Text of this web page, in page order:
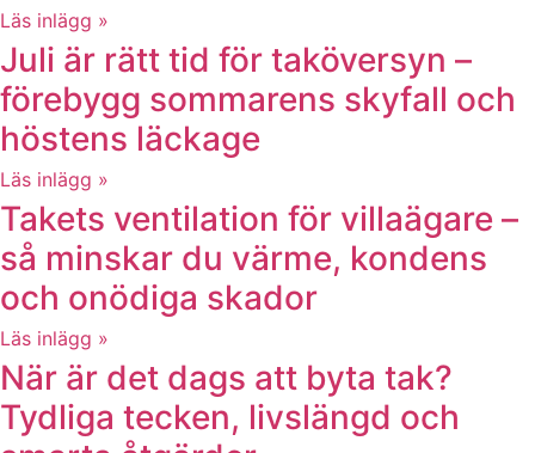
Läs inlägg »
Juli är rätt tid för taköversyn –
förebygg sommarens skyfall och
höstens läckage
Läs inlägg »
Takets ventilation för villaägare –
så minskar du värme, kondens
och onödiga skador
Läs inlägg »
När är det dags att byta tak?
Tydliga tecken, livslängd och